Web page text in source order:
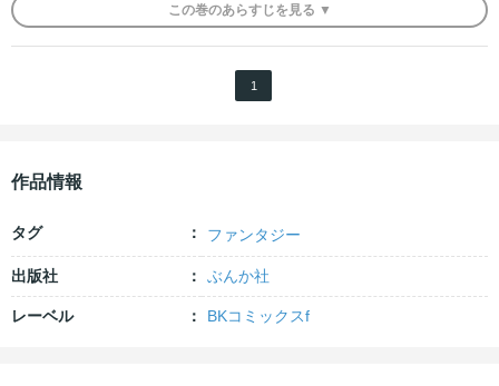
この巻のあらすじを 見る ▼
1
作品情報
タグ ファンタジー
出版社 ぶんか社
レーベル BKコミックスf